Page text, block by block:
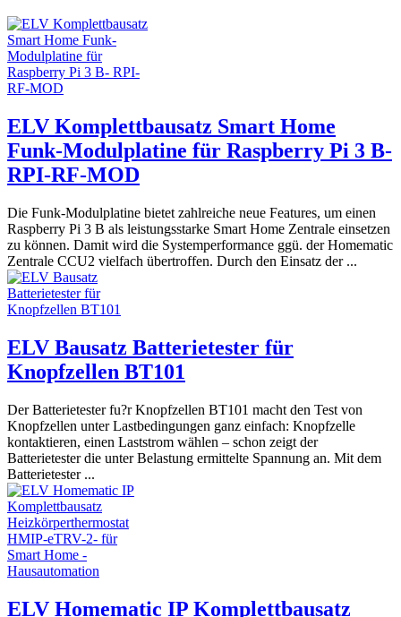
ELV Komplettbausatz Smart Home
Funk-Modulplatine für Raspberry Pi 3 B-
RPI-RF-MOD
Die Funk-Modulplatine bietet zahlreiche neue Features, um einen
Raspberry Pi 3 B als leistungsstarke Smart Home Zentrale einsetzen
zu können. Damit wird die Systemperformance ggü. der Homematic
Zentrale CCU2 vielfach übertroffen. Durch den Einsatz der ...
ELV Bausatz Batterietester für
Knopfzellen BT101
Der Batterietester fu?r Knopfzellen BT101 macht den Test von
Knopfzellen unter Lastbedingungen ganz einfach: Knopfzelle
kontaktieren, einen Laststrom wählen – schon zeigt der
Batterietester die unter Belastung ermittelte Spannung an. Mit dem
Batterietester ...
ELV Homematic IP Komplettbausatz